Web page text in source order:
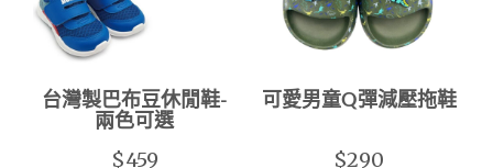
台灣製巴布豆休閒鞋-
兩色可選
$459
可愛男童Q彈減壓拖鞋
$290